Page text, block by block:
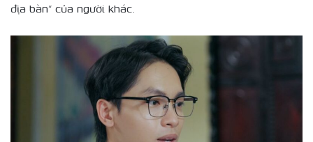
địa bàn” của người khác.